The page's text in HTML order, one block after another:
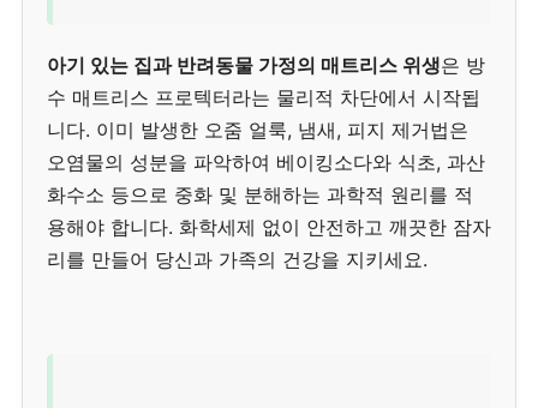
아기 있는 집과 반려동물 가정의 매트리스 위생은 방
수 매트리스 프로텍터라는 물리적 차단에서 시작됩
니다. 이미 발생한 오줌 얼룩, 냄새, 피지 제거법은
오염물의 성분을 파악하여 베이킹소다와 식초, 과산
화수소 등으로 중화 및 분해하는 과학적 원리를 적
용해야 합니다. 화학세제 없이 안전하고 깨끗한 잠자
리를 만들어 당신과 가족의 건강을 지키세요.